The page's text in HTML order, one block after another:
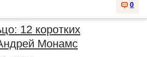
0
12 коротких
Монамс